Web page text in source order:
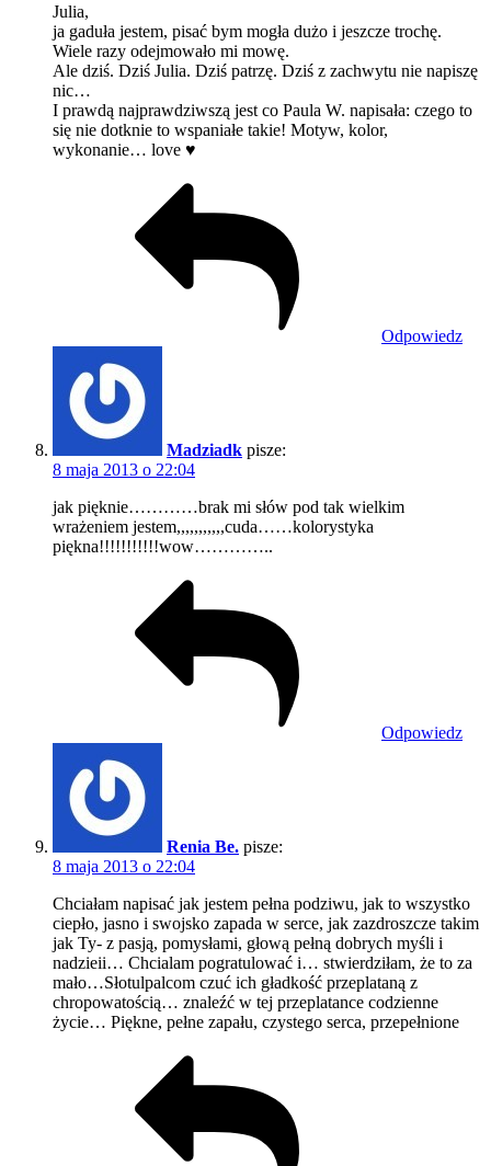
Julia,
ja gaduła jestem, pisać bym mogła dużo i jeszcze trochę.
Wiele razy odejmowało mi mowę.
Ale dziś. Dziś Julia. Dziś patrzę. Dziś z zachwytu nie napiszę
nic…
I prawdą najprawdziwszą jest co Paula W. napisała: czego to
się nie dotknie to wspaniałe takie! Motyw, kolor,
wykonanie… love ♥
Odpowiedz
Madziadk pisze:
8 maja 2013 o 22:04
jak pięknie…………brak mi słów pod tak wielkim
wrażeniem jestem,,,,,,,,,,,cuda……kolorystyka
piękna!!!!!!!!!!!wow…………..
Odpowiedz
Renia Be. pisze:
8 maja 2013 o 22:04
Chciałam napisać jak jestem pełna podziwu, jak to wszystko
ciepło, jasno i swojsko zapada w serce, jak zazdroszcze takim
jak Ty- z pasją, pomysłami, głową pełną dobrych myśli i
nadzieii… Chcialam pogratulować i… stwierdziłam, że to za
mało…Słotulpalcom czuć ich gładkość przeplataną z
chropowatością… znaleźć w tej przeplatance codzienne
życie… Piękne, pełne zapału, czystego serca, przepełnione